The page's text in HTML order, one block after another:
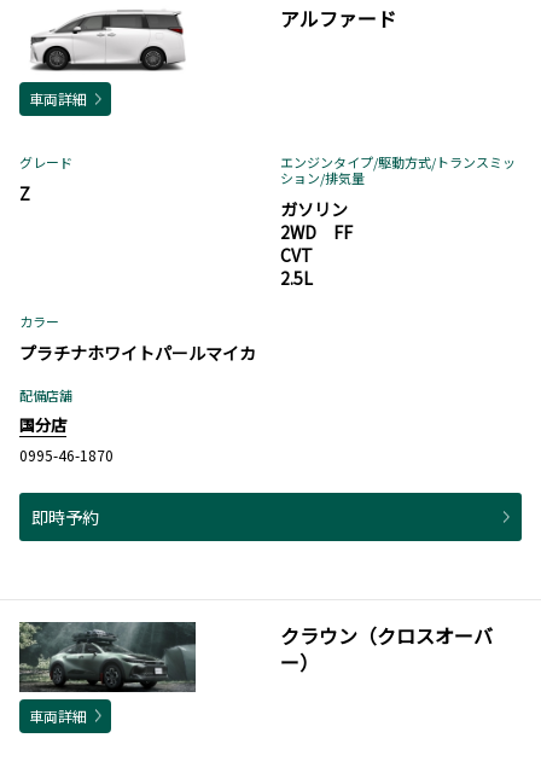
アルファード
車両詳細
グレード
Z
エンジンタイプ/駆動方式/トランスミッ
ション/排気量
ガソリン
2WD FF
CVT
2.5L
カラー
プラチナホワイトパールマイカ
配備店舗
国分店
0995-46-1870
即時予約
クラウン（クロスオーバ
ー）
車両詳細